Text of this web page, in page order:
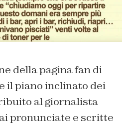
della pagina fan di
il piano inclinato dei
al giornalista
pronunciate e scritte